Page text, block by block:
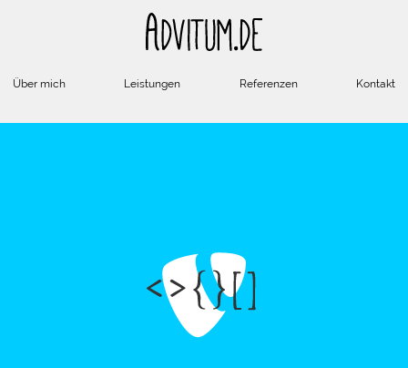
Über mich Leistungen Referenzen Kontakt